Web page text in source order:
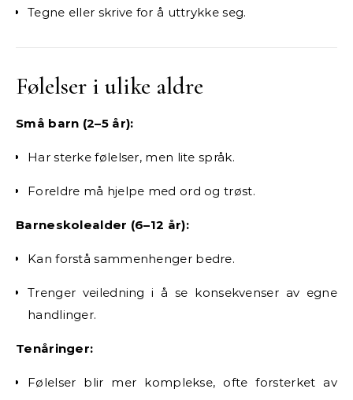
Tegne eller skrive for å uttrykke seg.
Følelser i ulike aldre
Små barn (2–5 år):
Har sterke følelser, men lite språk.
Foreldre må hjelpe med ord og trøst.
Barneskolealder (6–12 år):
Kan forstå sammenhenger bedre.
Trenger veiledning i å se konsekvenser av egne
handlinger.
Tenåringer:
Følelser blir mer komplekse, ofte forsterket av